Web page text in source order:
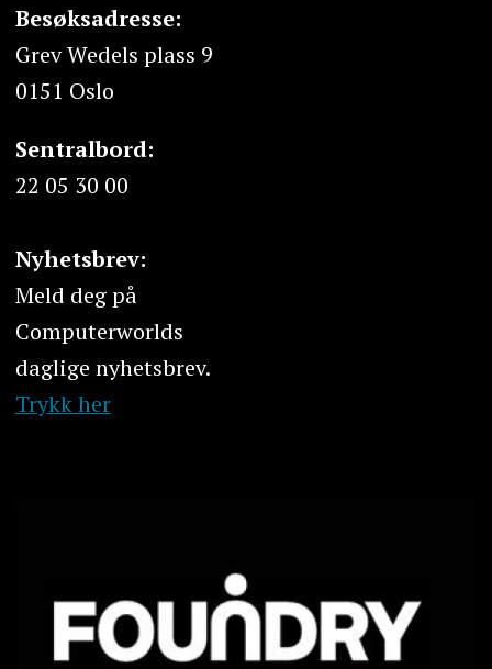
Besøksadresse:
Grev Wedels plass 9
0151 Oslo
Sentralbord:
22 05 30 00
Nyhetsbrev:
Meld deg på
Computerworlds
daglige nyhetsbrev.
Trykk her